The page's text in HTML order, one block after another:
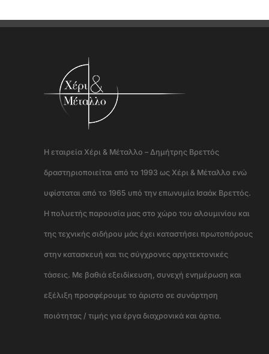
Η εταιρεία Χέρι & Μέταλλο – Δημήτρης Βρεττός
δραστηριοποιείται από το 1993 ως Χέρι & Μέταλλο ενώ
υφίσταται από το 1965 υπό την επωνυμία Ισαάκ Βρεττός.
Η πολυετής παρουσία μας στο χώρο του αλουμινίου και
της τεχνικής σιδήρου μάς έχει καταστήσει πρωτοπόρους
στην κατασκευή και τις σύγχρονες αρχιτεκτονικές
τάσεις. Με βαθιά εξειδίκευση, συνεχή ενημέρωση και
εξέλιξη προσφέρουμε το άριστο σε συνάρτηση
ποιότητας / τιμής για έργα διαχρονικά και άρτια.